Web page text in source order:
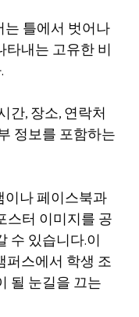
는 틀에서 벗어나
내는 고유한 비
간, 장소, 연락처
정보를 포함하는
이나 페이스북과
스터 이미지를 공
수 있습니다.이
퍼스에서 학생 조
될 눈길을 끄는